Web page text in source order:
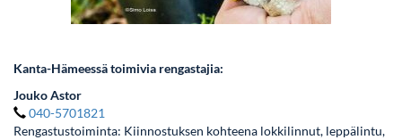
Kanta-Hämeessä toimivia rengastajia:
Jouko Astor
040-5701821
Rengastustoiminta: Kiinnostuksen kohteena lokkilinnut, leppälintu,